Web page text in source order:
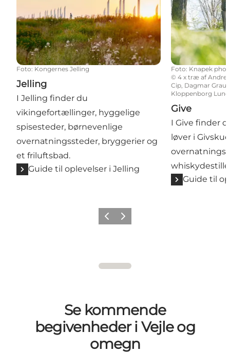
Foto: Kongernes Jelling
Jelling
I Jelling finder du
vikingefortællinger, hyggelige
spisesteder, børnevenlige
overnatningssteder, bryggerier og
et friluftsbad.
Guide til oplevelser i Jelling
Foto: Knapek
©4 x træ af
Cip, Dagmar Grau
Kloppenborg
Give
I Give finder
løver i
Guide til
ForrigeNæste
Se kommende
begivenheder i Vejle og
omegn